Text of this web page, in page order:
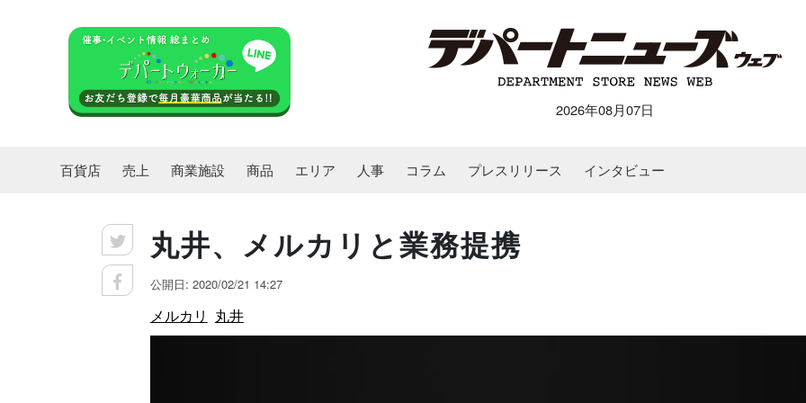
2026年08月07日
百貨店 売上 商業施設 商品 エリア 人事 コラム プレスリリース インタビュー
丸井、メルカリと業務提携
公開日: 2020/02/21 14:27
メルカリ 丸井